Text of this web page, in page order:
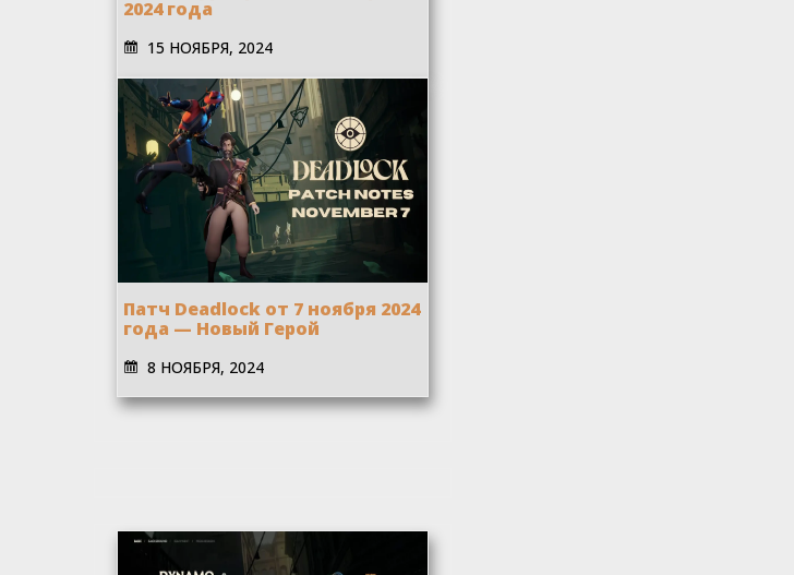
2024 года
15 НОЯБРЯ, 2024
Патч Deadlock от 7 ноября 2024
года — Новый Герой
8 НОЯБРЯ, 2024